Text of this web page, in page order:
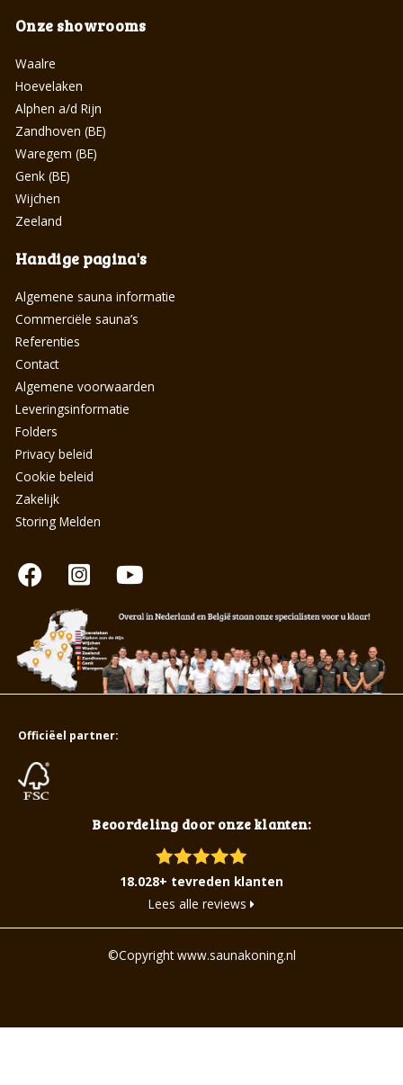
Onze showrooms
Waalre
Hoevelaken
Alphen a/d Rijn
Zandhoven (BE)
Waregem (BE)
Genk (BE)
Wijchen
Zeeland
Handige pagina's
Algemene sauna informatie
Commerciële sauna’s
Referenties
Contact
Algemene voorwaarden
Leveringsinformatie
Folders
Privacy beleid
Cookie beleid
Zakelijk
Storing Melden
Beoordeling door onze klanten:
18.028+ tevreden klanten
Lees alle reviews
Officiëel partner:
©Copyright www.saunakoning.nl